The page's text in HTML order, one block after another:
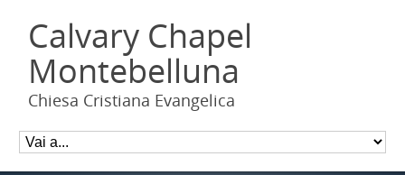
Calvary Chapel
Montebelluna
Chiesa Cristiana Evangelica